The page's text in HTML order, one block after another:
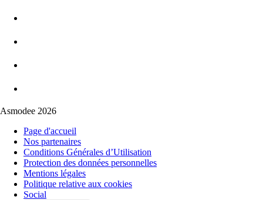
Asmodee 2026
Page d'accueil
Nos partenaires
Conditions Générales d’Utilisation
Protection des données personnelles
Mentions légales
Politique relative aux cookies
Social